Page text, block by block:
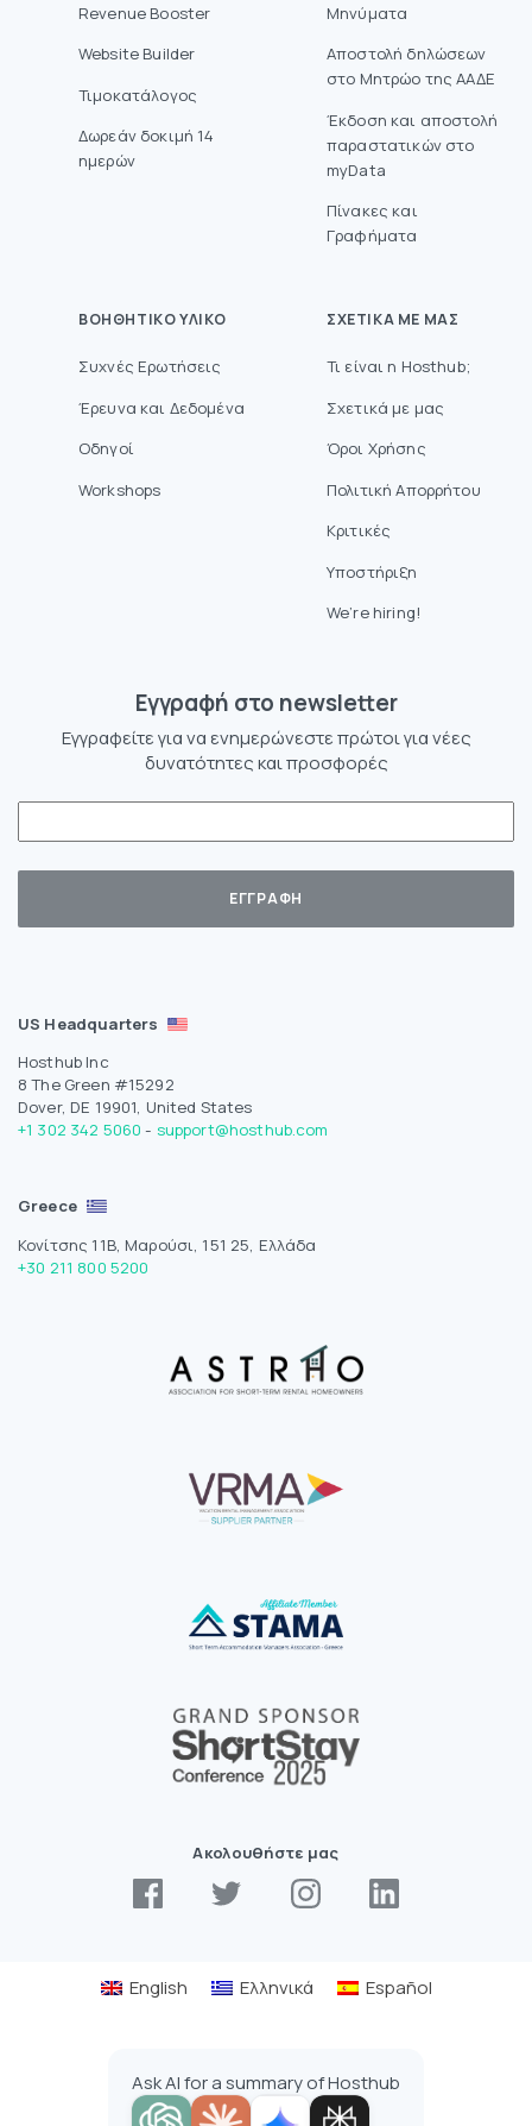
Revenue Booster
Website Builder
Τιμοκατάλογος
Δωρεάν δοκιμή 14
ημερών
Μηνύματα
Aποστολή δηλώσεων
στο Mητρώο της ΑΑΔΕ
Έκδοση και αποστολή
παραστατικών στο
myData
Πίνακες και
Γραφήματα
ΒΟΗΘΗΤΙΚΌ ΥΛΙΚΌ
Συχνές Ερωτήσεις
Έρευνα και Δεδομένα
Οδηγοί
Workshops
ΣΧΕΤΙΚΆ ΜΕ ΜΑΣ
Τι είναι η Hosthub;
Σχετικά με μας
Όροι Χρήσης
Πολιτική Απορρήτου
Κριτικές
Υποστήριξη
We’re hiring!
Eγγραφή στο newsletter
Εγγραφείτε για να ενημερώνεστε πρώτοι για νέες
δυνατότητες και προσφορές
US Headquarters
Hosthub Inc
8 The Green #15292
Dover, DE 19901, United States
+1 302 342 5060 - support@hosthub.com
Greece
Κονίτσης 11Β, Μαρούσι, 151 25, Ελλάδα
+30 211 800 5200
Ακολουθήστε μας
English Ελληνικά Español
Ask AI for a summary of Hosthub